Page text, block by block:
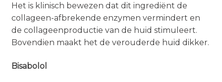
Het is klinisch bewezen dat dit ingrediënt de
collageen-afbrekende enzymen vermindert en
de collageenproductie van de huid stimuleert.
Bovendien maakt het de verouderde huid dikker.
Bisabolol